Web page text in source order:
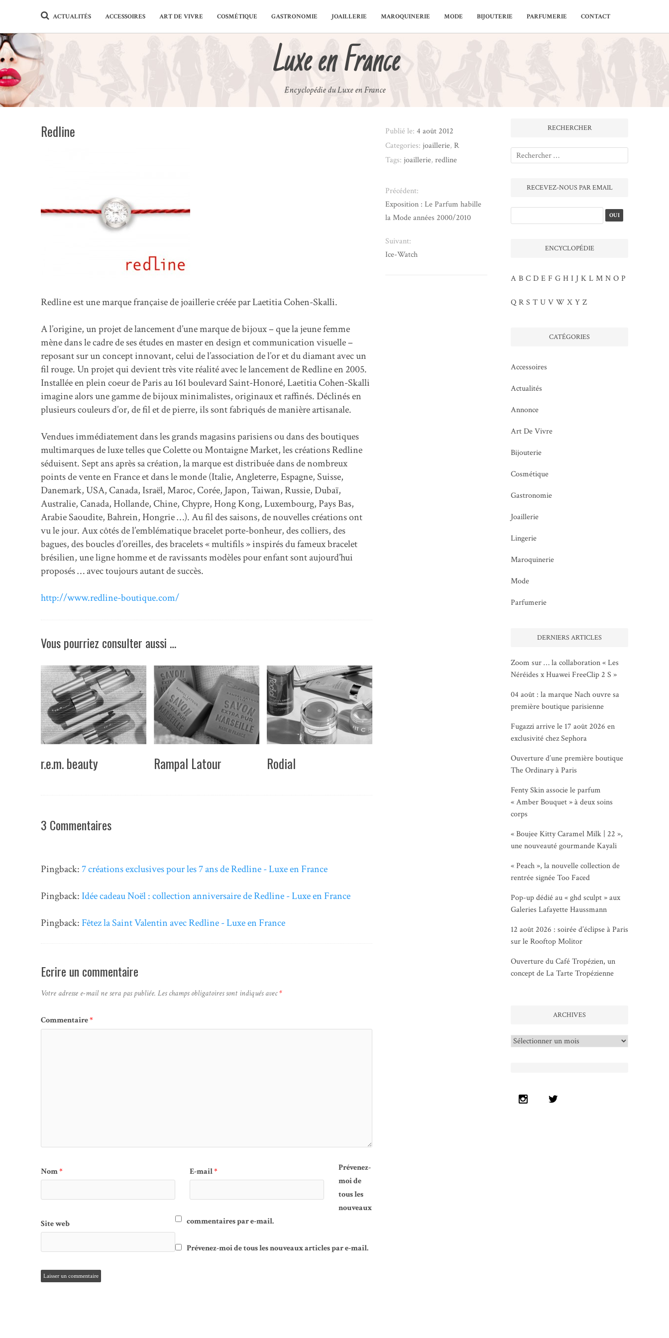
ACTUALITÉS ACCESSOIRES ART DE VIVRE COSMÉTIQUE GASTRONOMIE JOAILLERIE MAROQUINERIE MODE BIJOUTERIE PARFUMERIE CONTACT
Luxe en France
Encyclopédie du Luxe en France
Redline
Redline est une marque française de joaillerie créée par Laetitia Cohen-Skalli.
A l’origine, un projet de lancement d’une marque de bijoux – que la jeune femme
mène dans le cadre de ses études en master en design et communication visuelle –
reposant sur un concept innovant, celui de l’association de l’or et du diamant avec un
fil rouge. Un projet qui devient très vite réalité avec le lancement de Redline en 2005.
Installée en plein coeur de Paris au 161 boulevard Saint-Honoré, Laetitia Cohen-Skalli
imagine alors une gamme de bijoux minimalistes, originaux et raffinés. Déclinés en
plusieurs couleurs d’or, de fil et de pierre, ils sont fabriqués de manière artisanale.
Vendues immédiatement dans les grands magasins parisiens ou dans des boutiques
multimarques de luxe telles que Colette ou Montaigne Market, les créations Redline
séduisent. Sept ans après sa création, la marque est distribuée dans de nombreux
points de vente en France et dans le monde (Italie, Angleterre, Espagne, Suisse,
Danemark, USA, Canada, Israël, Maroc, Corée, Japon, Taiwan, Russie, Dubaï,
Australie, Canada, Hollande, Chine, Chypre, Hong Kong, Luxembourg, Pays Bas,
Arabie Saoudite, Bahrein, Hongrie …). Au fil des saisons, de nouvelles créations ont
vu le jour. Aux côtés de l’emblématique bracelet porte-bonheur, des colliers, des
bagues, des boucles d’oreilles, des bracelets « multifils » inspirés du fameux bracelet
brésilien, une ligne homme et de ravissants modèles pour enfant sont aujourd’hui
proposés … avec toujours autant de succès.
http://www.redline-boutique.com/
Vous pourriez consulter aussi …
r.e.m. beauty Rampal Latour Rodial
3 Commentaires
Pingback:7 créations exclusives pour les 7 ans de Redline - Luxe en France
Pingback:Idée cadeau Noël : collection anniversaire de Redline - Luxe en France
Pingback: Fêtez la Saint Valentin avec Redline - Luxe en France
Ecrire un commentaire
Votre adresse e-mail ne sera pas publiée. Les champs obligatoires sont indiqués avec*
Commentaire*
Nom* E-mail*
Site web
Prévenez-
moi de
tous les
nouveaux
commentaires par e-mail.
Prévenez-moi de tous les nouveaux articles par e-mail.
Publié le: 4 août 2012
Categories: joaillerie, R
Tags: joaillerie, redline
Précédent:
Exposition : Le Parfum habille
la Mode années 2000/2010
Suivant:
Ice-Watch
RECHERCHER
RECEVEZ-NOUS PAR EMAIL
ENCYCLOPÉDIE
A B C D E F G H I J K L M N O P
Q R S T U V W X Y Z
CATÉGORIES
Accessoires
Actualités
Annonce
Art De Vivre
Bijouterie
Cosmétique
Gastronomie
Joaillerie
Lingerie
Maroquinerie
Mode
Parfumerie
DERNIERS ARTICLES
Zoom sur … la collaboration « Les
Néréides x Huawei FreeClip 2 S »
04 août : la marque Nach ouvre sa
première boutique parisienne
Fugazzi arrive le 17 août 2026 en
exclusivité chez Sephora
Ouverture d’une première boutique
The Ordinary à Paris
Fenty Skin associe le parfum
« Amber Bouquet » à deux soins
corps
« Boujee Kitty Caramel Milk | 22 »,
une nouveauté gourmande Kayali
« Peach », la nouvelle collection de
rentrée signée Too Faced
Pop-up dédié au « ghd sculpt » aux
Galeries Lafayette Haussmann
12 août 2026 : soirée d’éclipse à Paris
sur le Rooftop Molitor
Ouverture du Café Tropézien, un
concept de La Tarte Tropézienne
ARCHIVES
Archives